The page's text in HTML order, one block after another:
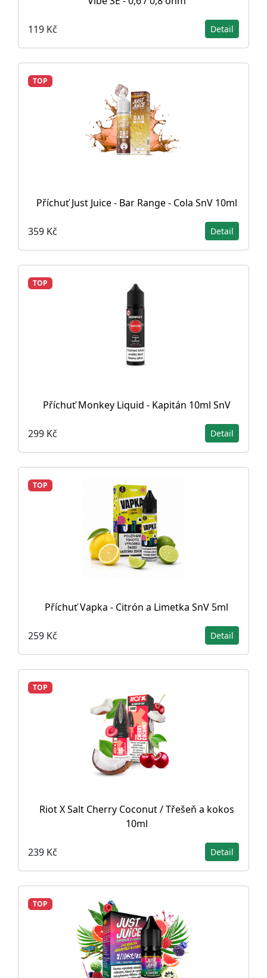
119 Kč Detail
TOP
Příchuť Just Juice - Bar Range - Cola SnV 10ml
359 Kč Detail
TOP
Příchuť Monkey Liquid - Kapitán 10ml SnV
299 Kč Detail
TOP
Příchuť Vapka - Citrón a Limetka SnV 5ml
259 Kč Detail
TOP
Riot X Salt Cherry Coconut / Třešeň a kokos
10ml
239 Kč Detail
TOP